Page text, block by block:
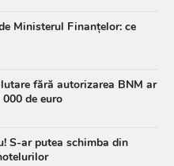
Ministerul Finanțelor: ce
fără autorizarea BNM ar
de euro
S-ar putea schimba din